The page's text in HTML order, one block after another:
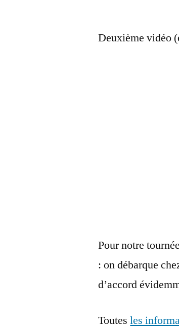
Deuxième vidéo
Pour notre
: on débarque
d’accord
Toutesles